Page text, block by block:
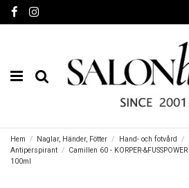
Hem Naglar, Händer, Fötter Hand- och fotvård
Antiperspirant
Camillen 60 - KORPER-
100ml